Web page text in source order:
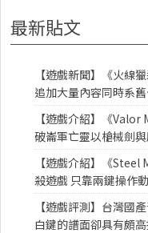
最新貼文
【遊戲新聞】《火線
追加大量內容同時系
【遊戲介紹】《
破崙軍亡靈以槍械劍
【遊戲介紹】《
殺遊戲 只靠兩鍵操作
【遊戲評測】台灣國
白鍵的譜面卻具有頗